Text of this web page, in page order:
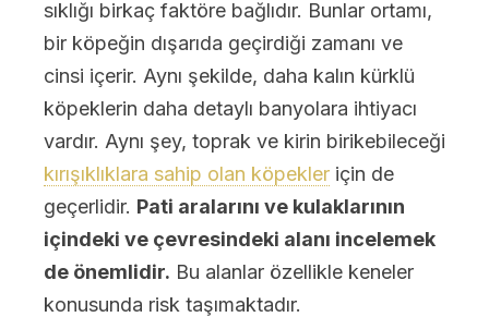
sıklığı birkaç faktöre bağlıdır. Bunlar ortamı,
bir köpeğin dışarıda geçirdiği zamanı ve
cinsi içerir. Aynı şekilde, daha kalın kürklü
köpeklerin daha detaylı banyolara ihtiyacı
vardır. Aynı şey, toprak ve kirin birikebileceği
kırışıklıklara sahip olan köpekler için de
geçerlidir. Pati aralarını ve kulaklarının
içindeki ve çevresindeki alanı incelemek
de önemlidir. Bu alanlar özellikle keneler
konusunda risk taşımaktadır.